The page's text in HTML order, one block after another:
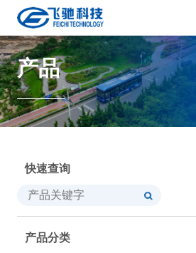
产品
快速查询
产品分类